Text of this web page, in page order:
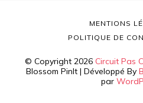
© Copyright 2026 Circuit Pas
Blossom PinIt | Développé By
par
MENTIONS
POLITIQUE DE